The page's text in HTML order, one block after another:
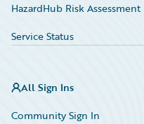
HazardHub Risk Assessment
Service Status
All Sign Ins
Community Sign In